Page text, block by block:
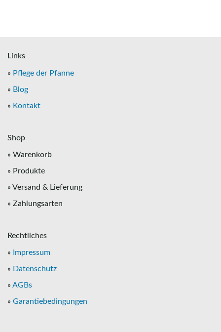
Links
» Pflege der Pfanne
» Blog
» Kontakt
Shop
» Warenkorb
» Produkte
» Versand & Lieferung
» Zahlungsarten
Rechtliches
» Impressum
» Datenschutz
» AGBs
» Garantiebedingungen